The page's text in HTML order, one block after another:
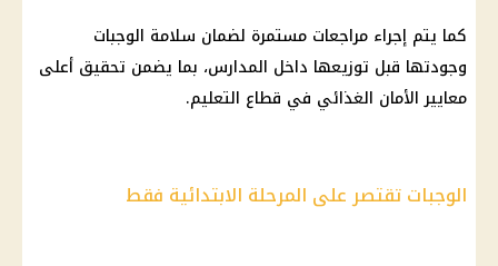
كما يتم إجراء مراجعات مستمرة لضمان سلامة الوجبات
وجودتها قبل توزيعها داخل المدارس، بما يضمن تحقيق أعلى
معايير الأمان الغذائي في قطاع التعليم.
الوجبات تقتصر على المرحلة الابتدائية فقط